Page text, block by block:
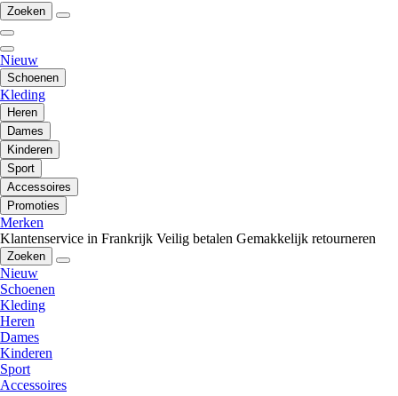
Zoeken
Nieuw
Schoenen
Kleding
Heren
Dames
Kinderen
Sport
Accessoires
Promoties
Merken
Klantenservice in Frankrijk Veilig betalen Gemakkelijk retourneren
Zoeken
Nieuw
Schoenen
Kleding
Heren
Dames
Kinderen
Sport
Accessoires